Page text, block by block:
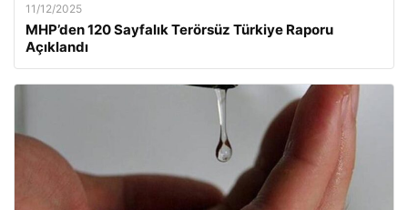
11/12/2025
MHP’den 120 Sayfalık Terörsüz Türkiye Raporu
Açıklandı